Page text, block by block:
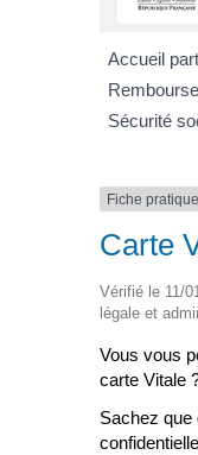
Accueil
Sécurité
Fiche pratique
Carte
Vérifié le 11/
légale et
Vous vous
carte Vitale
Sachez que